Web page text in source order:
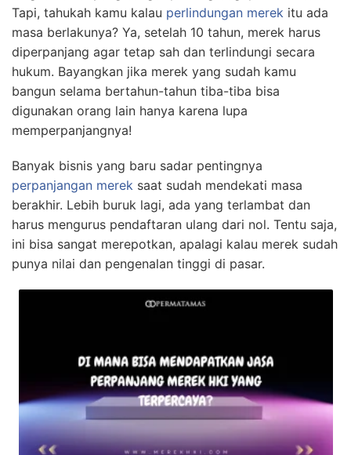
Tapi, tahukah kamu kalau perlindungan merek itu ada
masa berlakunya? Ya, setelah 10 tahun, merek harus
diperpanjang agar tetap sah dan terlindungi secara
hukum. Bayangkan jika merek yang sudah kamu
bangun selama bertahun-tahun tiba-tiba bisa
digunakan orang lain hanya karena lupa
memperpanjangnya!
Banyak bisnis yang baru sadar pentingnya
perpanjangan merek saat sudah mendekati masa
berakhir. Lebih buruk lagi, ada yang terlambat dan
harus mengurus pendaftaran ulang dari nol. Tentu saja,
ini bisa sangat merepotkan, apalagi kalau merek sudah
punya nilai dan pengenalan tinggi di pasar.